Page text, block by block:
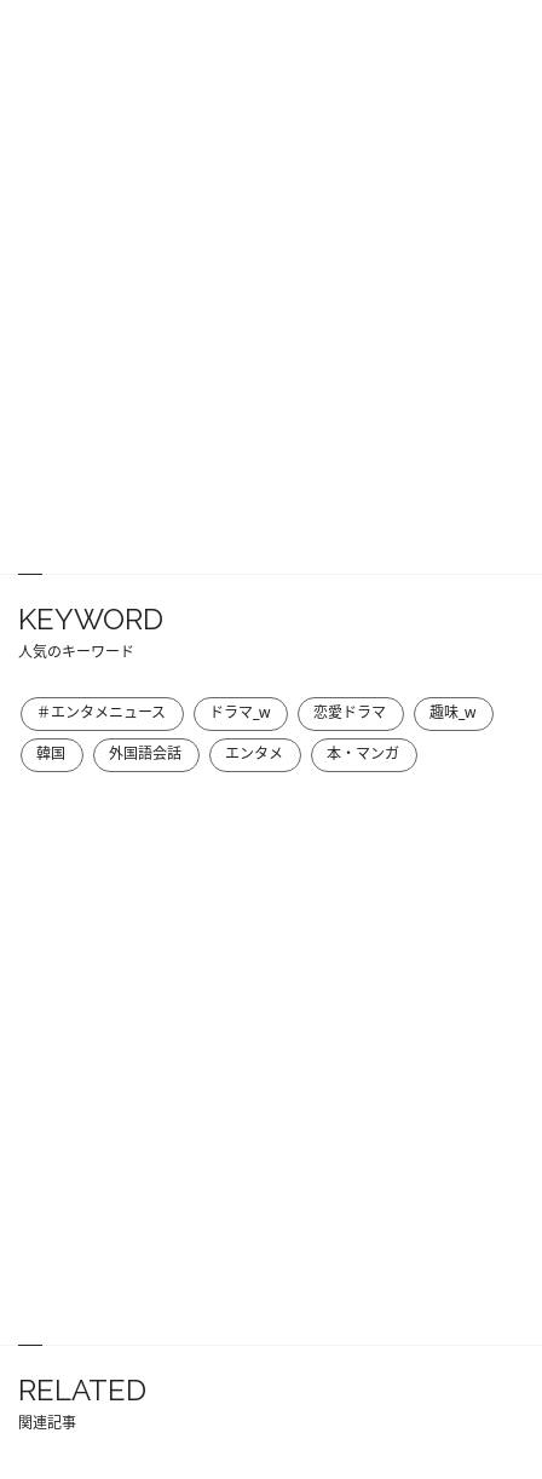
KEYWORD
人気のキーワード
＃エンタメニュース ドラマ_w 恋愛ドラマ
趣味_w
韓国
外国語会話 エンタメ 本・マンガ
RELATED
関連記事